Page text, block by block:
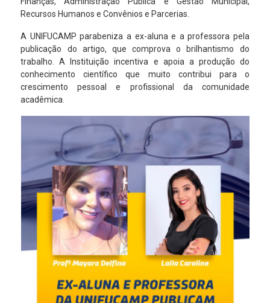
Recursos Humanos e Convênios e Parcerias.
A UNIFUCAMP parabeniza a ex-aluna e a professora pela
publicação do artigo, que comprova o brilhantismo do
trabalho. A Instituição incentiva e apoia a produção do
conhecimento científico que muito contribui para o
crescimento pessoal e profissional da comunidade
acadêmica.